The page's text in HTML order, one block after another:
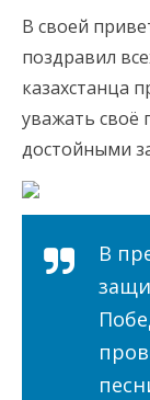
В своей
поздравил
казахстанца
уважать своё
достойными
В